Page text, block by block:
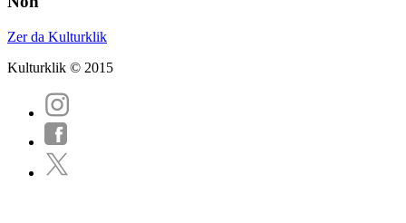
Zer da Kulturklik
Kulturklik © 2015